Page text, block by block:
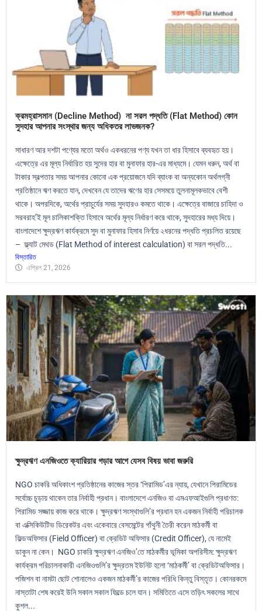
ক্রমহ্রাসমান (Decline Method) না সরল পদ্ধতি (Flat Method) কোন
সুদহার আপনার সংস্থার জন্য অধিকতর লাভজনক?
সাধারণ আর দশটা পণ্যের মতো অর্থও একধরনের পণ্য যখন তা ধার হিসাবে ব্যবহৃত হয়।
এক্ষেত্রে এর মূল্য নির্ধারিত হয় সুদের হার বা মুনাফার হার-এর মাধ্যমে। যেমন ধরুন, অর্থ বা
টাকার স্বল্পতার সময় আপনার কোনো এক প্রয়োজনে যদি ব্যাংক বা অন্যকোন অর্থলগ্নী
প্রতিষ্ঠানে ঋণ করতে যান, দেখবেন যে তাদের ঋণের হার সেসময়ে তুলনামূলকভাবে বেশী
থাকে। অপরদিকে, অর্থের প্রাচুর্যের সময় সুদহারও কমতে থাকে। এক্ষেত্রে বাজারে চাহিদা ও
সরবরাহ’ই মূল চালিকাশক্তি হিসাবে অর্থের মূল্য নির্ধারণ করে থাকে, সুদহারের মধ্য দিয়ে।
বাংলাদেশে ক্ষুদ্রঋণ কার্যক্রমে সুদ বা মুনাফার হিসাব নির্ণয়ে ২ধরনের পদ্ধতি প্রচলিত রয়েছে
– ফ্ল্যাট মেথড (Flat Method of interest calculation) বা সরল পদ্ধতি...
বিস্তারিত
এপ্রিল 21, 2026
ক্ষুদ্রঋণ এনজিওতে ক্যারিয়ার গড়ার আগে যেসব বিষয় ভাবা জরুরি
NGO চাকরি অধিকাংশ প্রতিষ্ঠানের কাজের স্তর ‘পিরামিড’এর ন্যায়, যেখানে পিরামিডের
সর্বোচ্চ চূড়ায় থাকেন তার নির্বাহী প্রধান। বাংলাদেশে এনজিও বা এমএফআইগুলি প্রধাণত:
পিরামিড সজ্জায় কাজ করে থাকে। ক্ষুদ্রঋণ সংস্থাগুলি’র প্রধান হন একজন নির্বাহী পরিচালক
বা এক্সিকিউটিভ ডিরেকটর এবং একেবারে বেসমেন্টের গাঁথুনী তৈরী করেন মাঠকর্মী বা
ফিল্ডঅফিসার (Field Officer) বা ক্রেডিট অফিসার (Credit Officer), যে নামেই
ডাকুন না কেন। NGO চাকরি ক্ষুদ্রঋণ এনজিও’তে মাঠকর্মীর ভূমিকা অপরিসীম: ক্ষুদ্রঋণ
কার্যক্রম পরিচালনাকারী এনজিওগুলি’র ক্ষুদ্রতম ইউনিট হলো ‘মাঠকর্মী’ বা ক্রেডিটঅফিসার।
পজিশন বা নামটা ছোট শোনালেও একজন মাঠকর্মী’র কাজের পরিধি কিন্তু বিস্তৃত। কোনরকমে
নাস্তাটা শেষ করেই উনি সকাল সকাল ফিল্ডে চলে যান। সমিতিতে এসে তড়িৎ সকলের সাথে
কুশল...